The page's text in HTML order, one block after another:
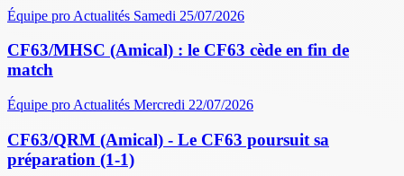
Équipe pro Actualités Samedi 25/07/2026
CF63/MHSC (Amical) : le CF63 cède en fin de
match
Équipe pro Actualités Mercredi 22/07/2026
CF63/QRM (Amical) - Le CF63 poursuit sa
préparation (1-1)